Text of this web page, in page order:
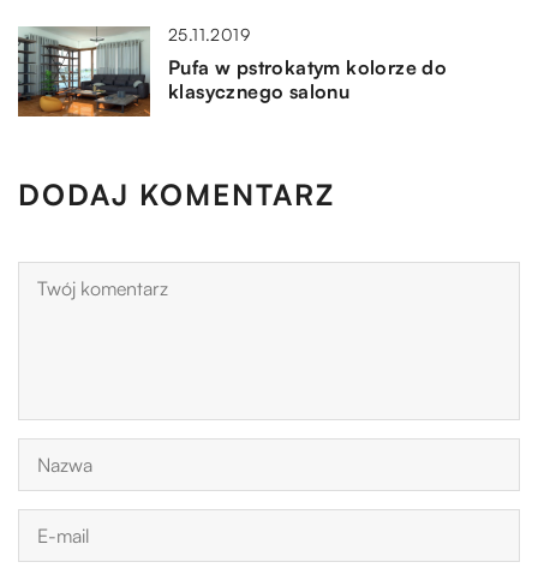
25.11.2019
Pufa w pstrokatym kolorze do
klasycznego salonu
DODAJ KOMENTARZ